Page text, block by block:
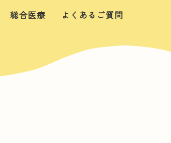
総合医療
よくあるご質問